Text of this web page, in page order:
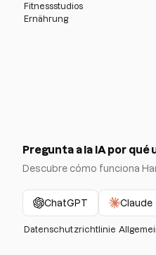
Fitnessstudios
Ernährung
Pregunta a la IA por qué
Descubre cómo funciona
ChatGPT Claude
Datenschutzrichtlinie